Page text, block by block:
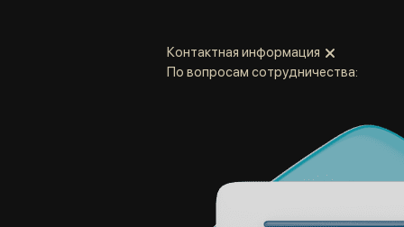
Контактная информация
По вопросам сотрудничества: